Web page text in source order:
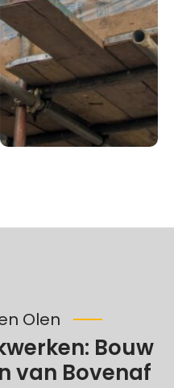
Olen
Bouw
van Bovenaf